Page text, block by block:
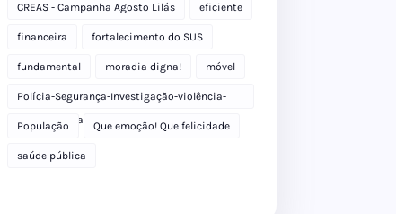
CREAS - Campanha Agosto Lilás eficiente
financeira fortalecimento do SUS
fundamental moradia digna! móvel
Polícia-Segurança-Investigação-violência-
Polícia Militar-delegacia
População Que emoção! Que felicidade
saúde pública